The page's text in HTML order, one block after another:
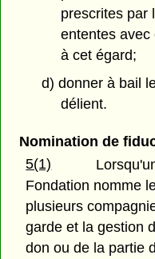
prescrites par
ententes
à cet égard;
d) donner à bail
délient.
Nomination de
5(1)
Fondation nomme
plusieurs
garde et la gestion
don ou de la partie